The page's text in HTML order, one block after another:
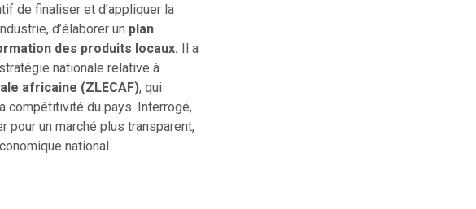
de finaliser et d’appliquer la
d’élaborer un plan
des produits locaux. Il a
nationale relative à
africaine (ZLECAF), qui
compétitivité du pays. Interrogé,
pour un marché plus transparent,
national.